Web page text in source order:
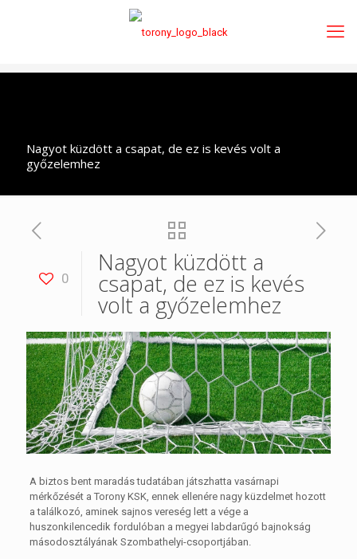
Nagyot küzdött a csapat, de ez is kevés volt a
győzelemhez
0
Nagyot küzdött a
csapat, de ez is kevés
volt a győzelemhez
A biztos bent maradás tudatában játszhatta vasárnapi
mérkőzését a Torony KSK, ennek ellenére nagy küzdelmet hozott
a találkozó, aminek sajnos vereség lett a vége a
huszonkilencedik fordulóban a megyei labdarűgó bajnokság
másodosztályának Szombathelyi-csoportjában.